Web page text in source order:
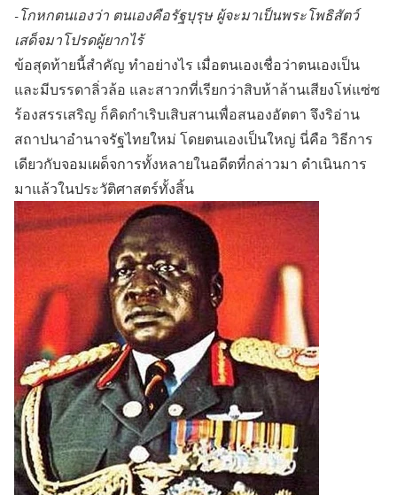
-โกหกตนเองว่า ตนเองคือรัฐบุรุษ ผู้จะมาเป็นพระโพธิสัตว์
เสด็จมาโปรดผู้ยากไร้
ข้อสุดท้ายนี้สำคัญ ทำอย่างไร เมื่อตนเองเชื่อว่าตนเองเป็น
และมีบรรดาลิ่วล้อ และสาวกที่เรียกว่าสิบห้าล้านเสียงโห่แซ่ซ
ร้องสรรเสริญ ก็คิดกำเริบเสิบสานเพื่อสนองอัตตา จึงริอ่าน
สถาปนาอำนาจรัฐไทยใหม่ โดยตนเองเป็นใหญ่ นี่คือ วิธีการ
เดียวกับจอมเผด็จการทั้งหลายในอดีตที่กล่าวมา ดำเนินการ
มาแล้วในประวัติศาสตร์ทั้งสิ้น